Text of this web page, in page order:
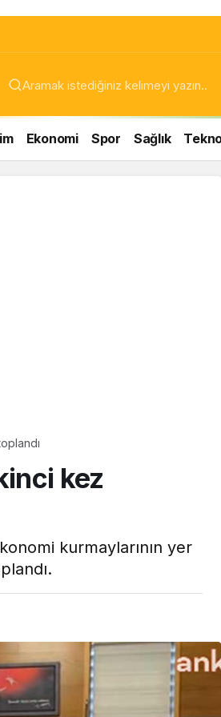
Ekonomi Spor Sağlık
kez
kurmaylarının yer
Çayın yanına çok
Brownie tadında ıslak